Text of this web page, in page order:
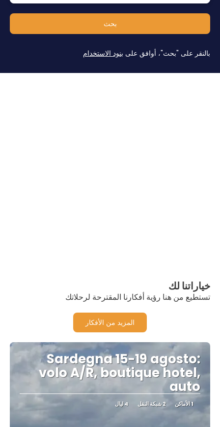
بحث
بالنقر على "بحث"، أوافق على بنود الاستخدام
خياراتنا لك
تستطيع من هنا رؤية أفكارنا المقترحة لرحلاتك
المزيد من الأفكار
Sardegna 15-19 agosto:
volo A/R, boutique hotel,
auto
1 الأماكن 2 شبكة النقل 4 ليال